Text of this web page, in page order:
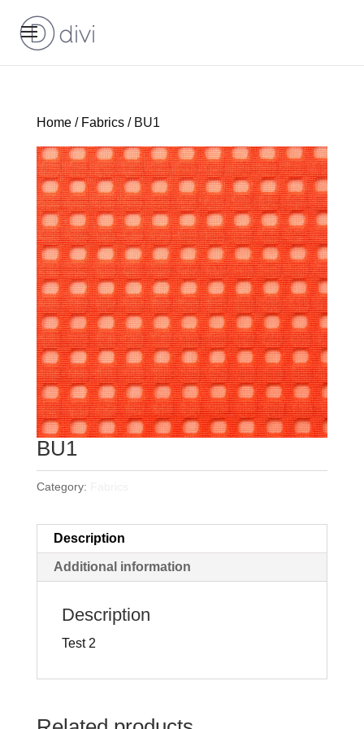
Home/ Fabrics/ BU1
BU1
Category:
Description
Additional information
Description
Test 2